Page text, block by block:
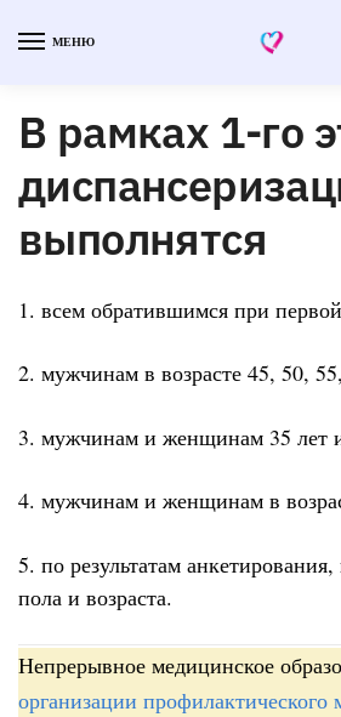
МЕНЮ
В рамках 1-го
выполнятся
1. всем обратившимся при
2. мужчинам в возрасте 45, 50,
3. мужчинам и женщинам 35 лет
4. мужчинам и женщинам в
5. по результатам
пола и возраста.
Непрерывное медицинское
организации профилактического